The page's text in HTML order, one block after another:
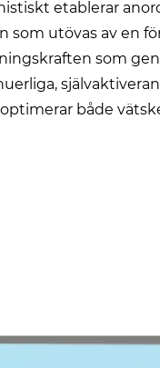
etablerar
som utövas av en
som
både